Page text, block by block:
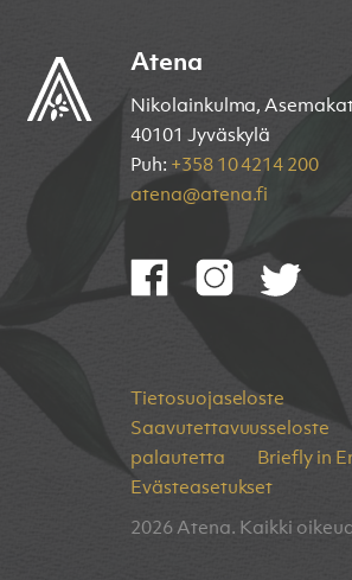
Atena
Nikolainkulma,
40101 Jyväskylä
Puh: +358 10 4214 200
atena@atena.fi
Tietosuojaseloste
Saavutettavuusseloste
palautetta
Briefly in
Evästeasetukset
2026 Atena. Kaikki